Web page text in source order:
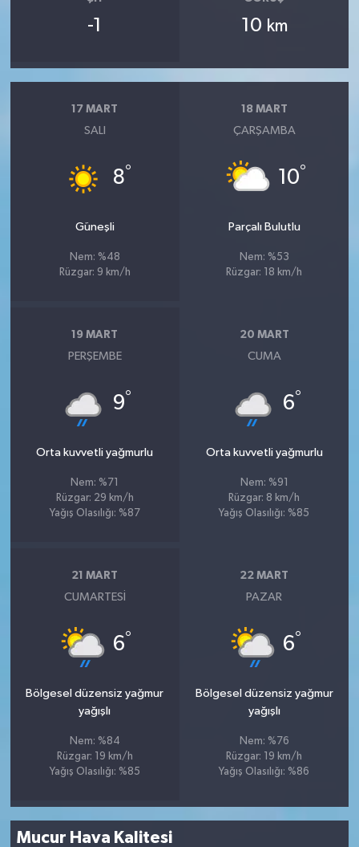
-1 10 km
17 MART
SALI
8°
Güneşli
Nem: %48
Rüzgar: 9 km/h
18 MART
ÇARŞAMBA
10°
Parçalı Bulutlu
Nem: %53
Rüzgar: 18 km/h
19 MART
PERŞEMBE
9°
Orta kuvvetli yağmurlu
Nem: %71
Rüzgar: 29 km/h
Yağış Olasılığı: %87
20 MART
CUMA
6°
Orta kuvvetli yağmurlu
Nem: %91
Rüzgar: 8 km/h
Yağış Olasılığı: %85
21 MART
CUMARTESI
6°
Bölgesel düzensiz yağmur
yağışlı
Nem: %84
Rüzgar: 19 km/h
Yağış Olasılığı: %85
22 MART
PAZAR
6°
Bölgesel düzensiz yağmur
yağışlı
Nem: %76
Rüzgar: 19 km/h
Yağış Olasılığı: %86
Mucur Hava Kalitesi